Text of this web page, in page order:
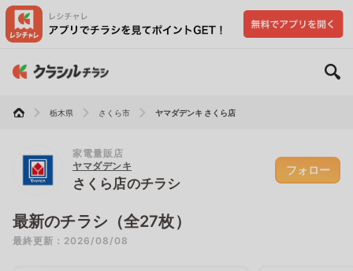
栃木県 さくら市 ヤマダデンキ さくら店
家電量販店
ヤマダデンキ
さくら店のチラシ
フォロー
最新のチラシ（全27枚）
最終更新：2026/08/08